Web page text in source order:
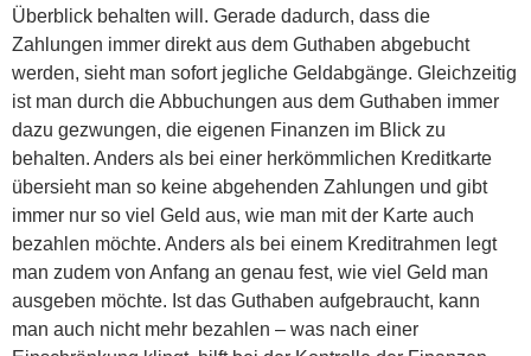
Überblick behalten will. Gerade dadurch, dass die
Zahlungen immer direkt aus dem Guthaben abgebucht
werden, sieht man sofort jegliche Geldabgänge. Gleichzeitig
ist man durch die Abbuchungen aus dem Guthaben immer
dazu gezwungen, die eigenen Finanzen im Blick zu
behalten. Anders als bei einer herkömmlichen Kreditkarte
übersieht man so keine abgehenden Zahlungen und gibt
immer nur so viel Geld aus, wie man mit der Karte auch
bezahlen möchte. Anders als bei einem Kreditrahmen legt
man zudem von Anfang an genau fest, wie viel Geld man
ausgeben möchte. Ist das Guthaben aufgebraucht, kann
man auch nicht mehr bezahlen – was nach einer